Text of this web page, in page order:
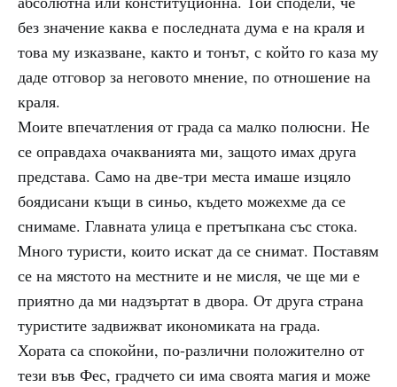
без значение каква е последната дума е на краля и
това му изказване, както и тонът, с който го каза му
даде отговор за неговото мнение, по отношение на
краля.
Моите впечатления от града са малко полюсни. Не
се оправдаха очакванията ми, защото имах друга
представа. Само на две-три места имаше изцяло
боядисани къщи в синьо, където можехме да се
снимаме. Главната улица е претъпкана със стока.
Много туристи, които искат да се снимат. Поставям
се на мястото на местните и не мисля, че ще ми е
приятно да ми надзъртат в двора. От друга страна
туристите задвижват икономиката на града.
Хората са спокойни, по-различни положително от
тези във Фес, градчето си има своята магия и може